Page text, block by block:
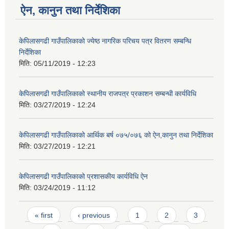
ऐन, कानुन तथा निर्देशिका
केपिलासगढी गाउँपालिकाको ज्येष्ठ नागरिक परिचय पत्र वितरण सम्बन्धि
निर्देशिका
मिति: 05/11/2019 - 12:23
केपिलासगढी गाउँपालिकाको स्थानीय राजपत्र प्रकाशन सम्बन्धी कार्यविधि
मिति: 03/27/2019 - 12:24
केपिलासगढी गाउँपालिकाको आर्थिक बर्ष ०७५/०७६ को ऐन,कानुन तथा निर्देशिका
मिति: 03/27/2019 - 12:21
केपिलासगढी गाउँपालिकाको प्रशासकीय कार्यविधि ऐन
मिति: 03/24/2019 - 11:12
Pages
« first ‹ previous 1 2 3